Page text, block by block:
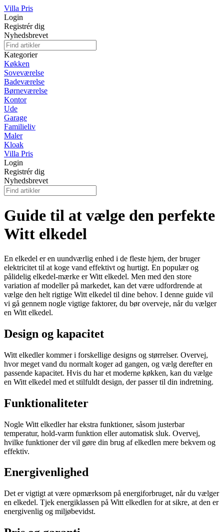
Villa Pris
Login
Registrér dig
Nyhedsbrevet
Kategorier
Køkken
Soveværelse
Badeværelse
Børneværelse
Kontor
Ude
Garage
Familieliv
Maler
Kloak
Villa Pris
Login
Registrér dig
Nyhedsbrevet
Guide til at vælge den perfekte
Witt elkedel
En elkedel er en uundværlig enhed i de fleste hjem, der bruger
elektricitet til at koge vand effektivt og hurtigt. En populær og
pålidelig elkedel-mærke er Witt elkedel. Men med den store
variation af modeller på markedet, kan det være udfordrende at
vælge den helt rigtige Witt elkedel til dine behov. I denne guide vil
vi gå gennem nogle vigtige faktorer, du bør overveje, når du vælger
en Witt elkedel.
Design og kapacitet
Witt elkedler kommer i forskellige designs og størrelser. Overvej,
hvor meget vand du normalt koger ad gangen, og vælg derefter en
passende kapacitet. Hvis du har et moderne køkken, kan du vælge
en Witt elkedel med et stilfuldt design, der passer til din indretning.
Funktionaliteter
Nogle Witt elkedler har ekstra funktioner, såsom justerbar
temperatur, hold-varm funktion eller automatisk sluk. Overvej,
hvilke funktioner der vil gøre din brug af elkedlen mere bekvem og
effektiv.
Energivenlighed
Det er vigtigt at være opmærksom på energiforbruget, når du vælger
en elkedel. Tjek energiklassen på Witt elkedlen for at sikre, at den er
energivenlig og miljøbevidst.